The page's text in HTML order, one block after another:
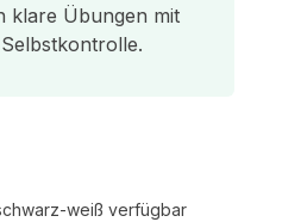
klare Übungen mit
weiß verfügbar